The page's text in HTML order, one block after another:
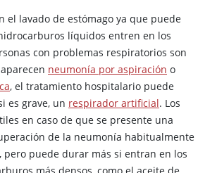
el lavado de estómago ya que puede
líquidos entren en los
con problemas respiratorios son
neumonía por aspiración o
, el tratamiento hospitalario puede
es grave, un respirador artificial. Los
en caso de que se presente una
de la neumonía habitualmente
pero puede durar más si entran en los